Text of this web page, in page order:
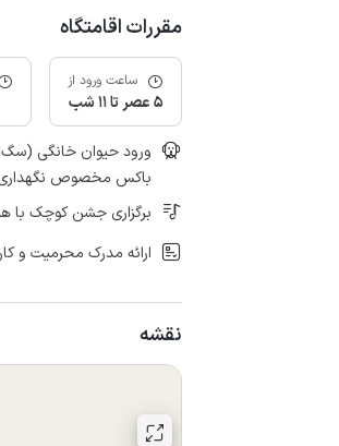
مقررات اقامتگاه
ساعت ورود از
5 عصر تا 11 شب
ورود حیوان خانگی
باکس مخصوص
برگزاری جشن کوچک با
ارائه مدرک محرمیت و
نقشه